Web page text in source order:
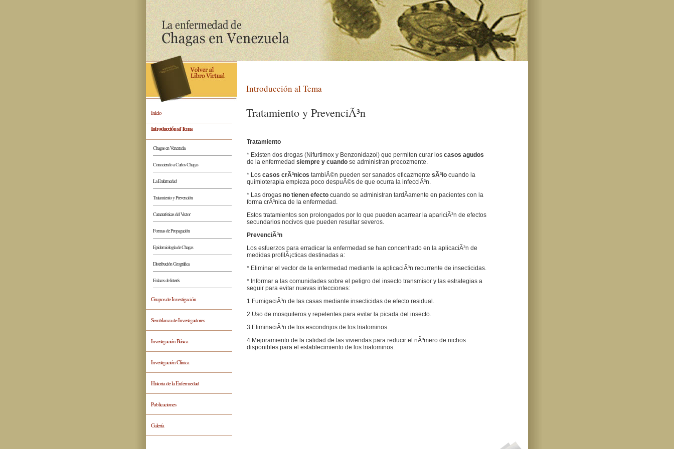
Inicio
Introducción al Tema
Chagas en Venezuela
Conociendo a Carlos Chagas
La Enfermedad
Tratamiento y Prevención
Características del Vector
Formas de Propagación
Epidemiología de Chagas
Distribución Geográfica
Enlaces de Interés
Grupos de Investigación
Semblanza de Investigadores
Investigación Básica
Investigación Clínica
Historia de la Enfermedad
Publicaciones
Galería
Introducción al Tema
Tratamiento y PrevenciÃ³n
Tratamiento
* Existen dos drogas (Nifurtimox y Benzonidazol) que permiten curar los casos agudos
de la enfermedad siempre y cuando se administran precozmente.
* Los casos crÃ³nicos tambiÃ©n pueden ser sanados eficazmente sÃ³lo cuando la
quimioterapia empieza poco despuÃ©s de que ocurra la infecciÃ³n.
* Las drogas no tienen efecto cuando se administran tardÃ­amente en pacientes con la
forma crÃ³nica de la enfermedad.
Estos tratamientos son prolongados por lo que pueden acarrear la apariciÃ³n de efectos
secundarios nocivos que pueden resultar severos.
PrevenciÃ³n
Los esfuerzos para erradicar la enfermedad se han concentrado en la aplicaciÃ³n de
medidas profilÃ¡cticas destinadas a:
* Eliminar el vector de la enfermedad mediante la aplicaciÃ³n recurrente de insecticidas.
* Informar a las comunidades sobre el peligro del insecto transmisor y las estrategias a
seguir para evitar nuevas infecciones:
1 FumigaciÃ³n de las casas mediante insecticidas de efecto residual.
2 Uso de mosquiteros y repelentes para evitar la picada del insecto.
3 EliminaciÃ³n de los escondrijos de los triatominos.
4 Mejoramiento de la calidad de las viviendas para reducir el nÃºmero de nichos
disponibles para el establecimiento de los triatominos.